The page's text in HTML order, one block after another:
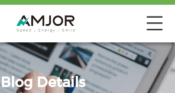
Blog Details